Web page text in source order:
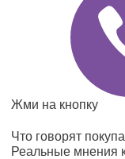
Жми на кнопку
Что говорят
Реальные мнения